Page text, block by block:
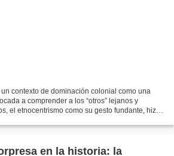
contexto de dominación colonial como una
a comprender a los “otros” lejanos y
el etnocentrismo como su gesto fundante, hizo
en la historia: la